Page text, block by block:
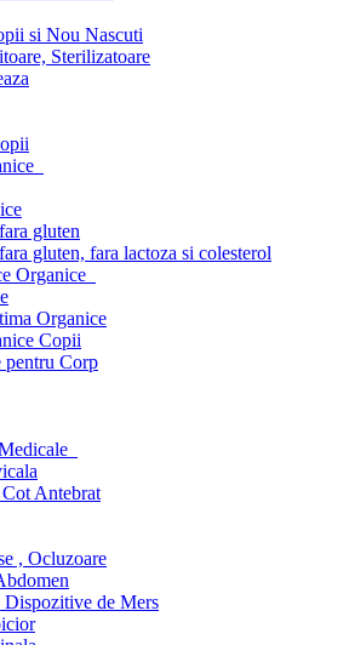
si Nou Nascuti
Sterilizatoare
gluten
gluten, fara lactoza si colesterol
Organice
Organice
Copii
pentru Corp
Antebrat
, Ocluzoare
Dispozitive de Mers